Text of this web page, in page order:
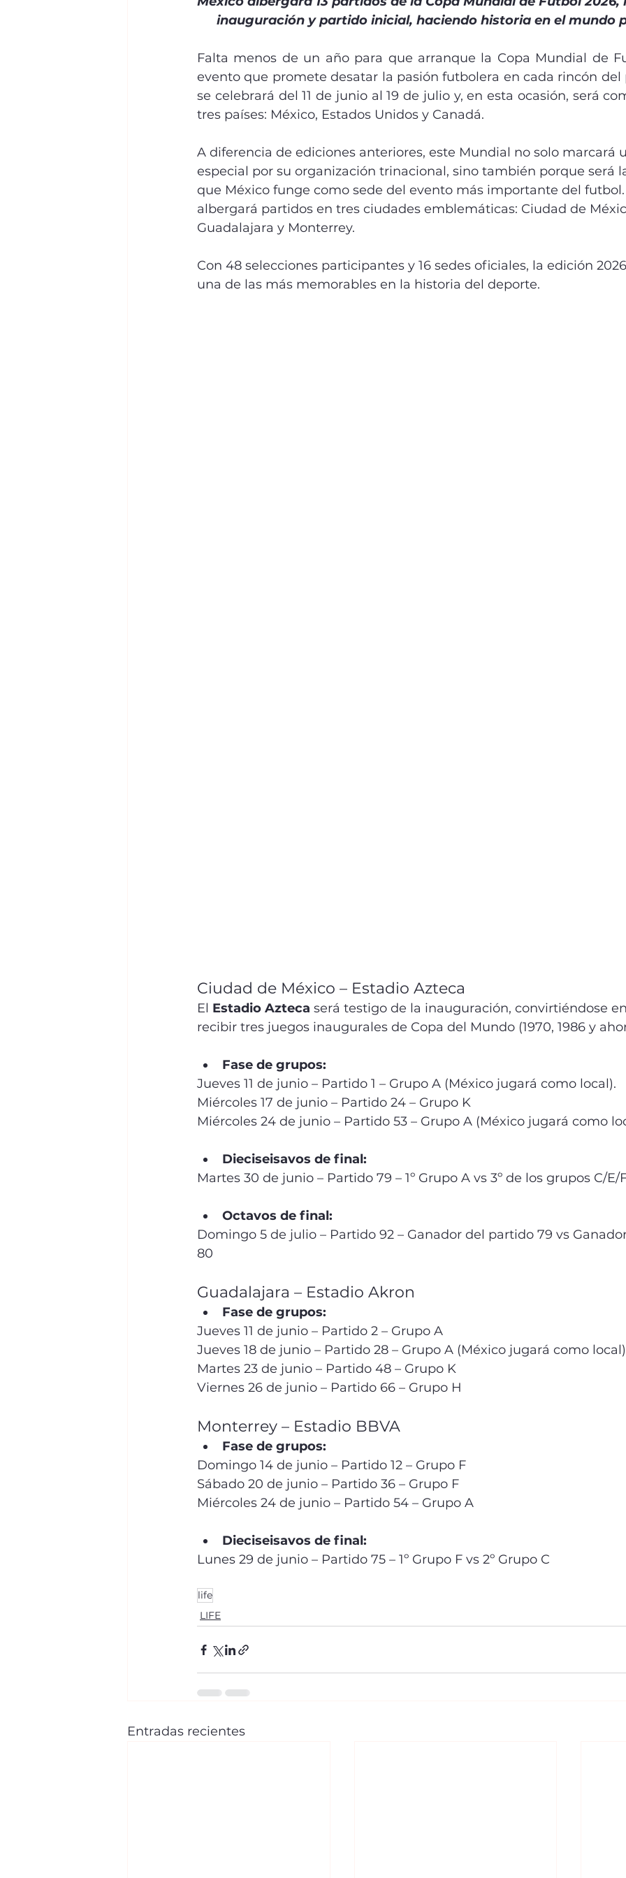
inauguración y partido inicial, haciendo historia en el mundo
Falta menos de un año para que arranque la Copa Mundial de
evento que promete desatar la pasión futbolera en cada rincón del
se celebrará del 11 de junio al 19 de julio y, en esta ocasión, será
tres países: México, Estados Unidos y Canadá.
A diferencia de ediciones anteriores, este Mundial no solo
especial por su organización trinacional, sino también porque será
que México funge como sede del evento más importante del
albergará partidos en tres ciudades emblemáticas: Ciudad de
Guadalajara y Monterrey.
Con 48 selecciones participantes y 16 sedes oficiales, la edición
una de las más memorables en la historia del deporte.
Ciudad de México – Estadio Azteca
El Estadio Azteca será testigo de la inauguración, convirtiéndose
recibir tres juegos inaugurales de Copa del Mundo (1970, 1986 y
Fase de grupos:
Jueves 11 de junio – Partido 1 – Grupo A (México jugará como local).
Miércoles 17 de junio – Partido 24 – Grupo K
Miércoles 24 de junio – Partido 53 – Grupo A (México jugará como
Dieciseisavos de final:
Martes 30 de junio – Partido 79 – 1º Grupo A vs 3º de los grupos C/E/
Octavos de final:
Domingo 5 de julio – Partido 92 – Ganador del partido 79 vs
80
Guadalajara – Estadio Akron
Fase de grupos:
Jueves 11 de junio – Partido 2 – Grupo A
Jueves 18 de junio – Partido 28 – Grupo A (México jugará como
Martes 23 de junio – Partido 48 – Grupo K
Viernes 26 de junio – Partido 66 – Grupo H
Monterrey – Estadio BBVA
Fase de grupos:
Domingo 14 de junio – Partido 12 – Grupo F
Sábado 20 de junio – Partido 36 – Grupo F
Miércoles 24 de junio – Partido 54 – Grupo A
Dieciseisavos de final:
Lunes 29 de junio – Partido 75 – 1º Grupo F vs 2º Grupo C
life
LIFE
Entradas recientes